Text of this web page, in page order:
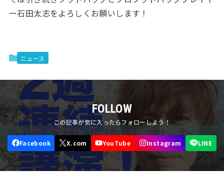
ー石田太志をよろしくお願いします！
ニュース
FOLLOW